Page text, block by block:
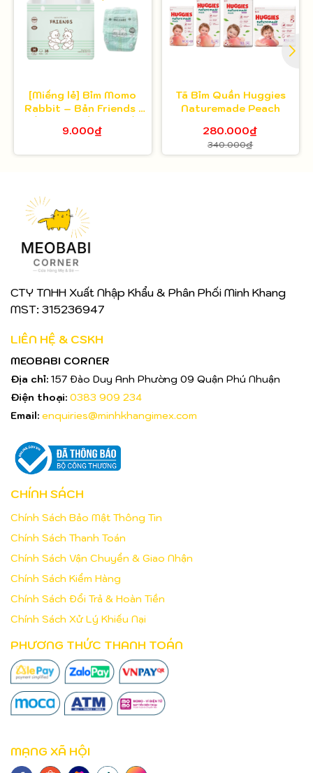
[Miếng lẻ] Bỉm Momo
Rabbit – Bản Friends |
nâng niu làn da bé
9.000₫
Tã Bỉm Quần Huggies
Naturemade Peach
280.000₫
340.000₫
CTY TNHH Xuất Nhập Khẩu & Phân Phối Minh Khang
MST: 315236947
LIÊN HỆ & CSKH
MEOBABI CORNER
Địa chỉ: 157 Đào Duy Anh Phường 09 Quận Phú Nhuận
Điện thoại: 0383 909 234
Email: enquiries@minhkhangimex.com
CHÍNH SÁCH
Chính Sách Bảo Mật Thông Tin
Chính Sách Thanh Toán
Chính Sách Vận Chuyển & Giao Nhận
Chính Sách Kiểm Hàng
Chính Sách Đổi Trả & Hoàn Tiền
Chính Sách Xử Lý Khiếu Nại
PHƯƠNG THỨC THANH TOÁN
MẠNG XÃ HỘI